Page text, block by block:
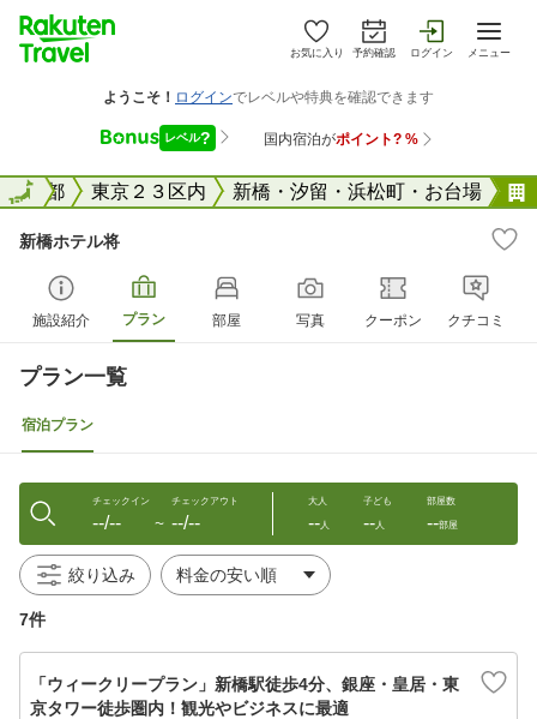
お気に入り 予約確認 ログイン メニュー
東京都 東京２３区内 新橋・汐留・浜松町・お台場
全国
新橋ホテル将
施設紹介 プラン 部屋 写真 クーポン クチコミ
プラン一覧
宿泊プラン
チェックイン
--/-- 〜
チェックアウト
--/--
大人
--人
子ども
--人
部屋数
--部屋
絞り込み
7件
「ウィークリープラン」新橋駅徒歩4分、銀座・皇居・東
京タワー徒歩圏内！観光やビジネスに最適